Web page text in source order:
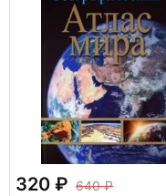
320
640